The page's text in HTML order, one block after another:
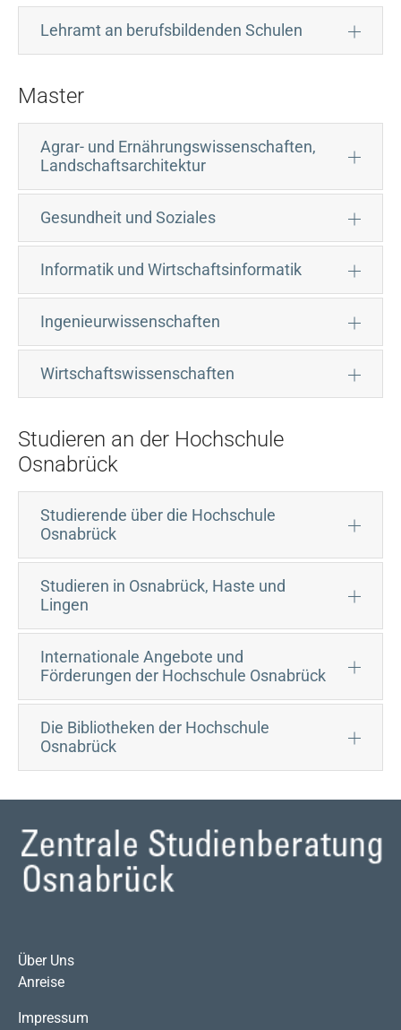
Lehramt an berufsbildenden Schulen
Master
Agrar- und Ernährungswissenschaften,
Landschaftsarchitektur
Gesundheit und Soziales
Informatik und Wirtschaftsinformatik
Ingenieurwissenschaften
Wirtschaftswissenschaften
Studieren an der Hochschule
Osnabrück
Studierende über die Hochschule
Osnabrück
Studieren in Osnabrück, Haste und
Lingen
Internationale Angebote und
Förderungen der Hochschule Osnabrück
Die Bibliotheken der Hochschule
Osnabrück
Über Uns
Anreise
Impressum